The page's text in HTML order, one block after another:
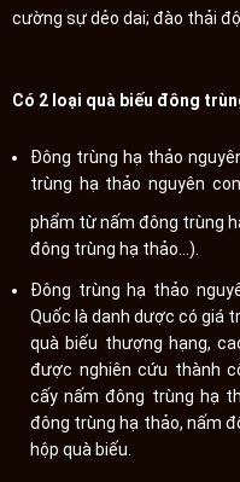
cường sự dẻo dai; đào thải
Có 2 loại quà biếu đông
Đông trùng hạ thảo
trùng hạ thảo nguyên
phẩm từ nấm đông trùng
đông trùng hạ thảo...).
Đông trùng hạ thảo
Quốc là danh dược có giá
quà biếu thượng hạng,
được nghiên cứu thành
cấy nấm đông trùng hạ
đông trùng hạ thảo, nấm
hộp quà biếu.